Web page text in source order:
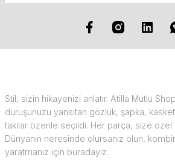
Stil, sizin hikayenizi anlatır. Atilla Mutlu
duruşunuzu yansıtan gözlük, şapka,
takılar özenle seçildi. Her parça, size
Dünyanın neresinde olursanız olun,
yaratmanız için buradayız.